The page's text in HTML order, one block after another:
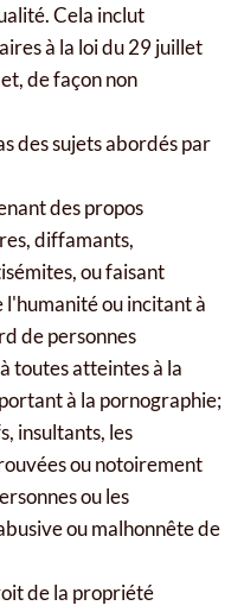
Cela inclut
à la loi du 29 juillet
de façon non
des sujets abordés par
des propos
diffamants,
ou faisant
ou incitant à
de personnes
toutes atteintes à la
à la pornographie;
insultants, les
ou notoirement
ou les
ou malhonnête de
de la propriété